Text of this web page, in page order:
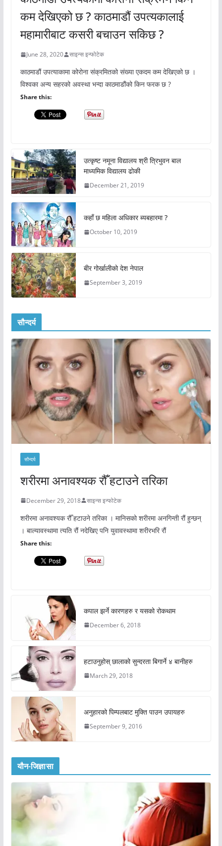
कम देखिएको छ ? काठमाडौं उपत्यकालाई
महामारीबाट कसरी बचाउन सकिछ ?
June 28, 2020 साइन्स इन्फोटेक
काठमाडौं उपत्याकामा कोरोना संक्रमितको संख्या एकदम कम देखिएको छ ।
विश्वका अन्य सहरको अवस्था भन्दा काठमाडौंको किन फरक छ ?
Share this:
उत्कृष्ट नमूना विद्यालय श्री त्रिभुवन बाल
माध्यमिक विद्यालय ढोकी
December 21, 2019
कहाँ छ महिला अधिकार ब्यबहारमा ?
October 10, 2019
बीर गोर्खालीको देश नेपाल
September 3, 2019
सौन्दर्य
सौन्दर्य
शरीरमा अनावश्यक रौँ हटाउने तरिका
December 29, 2018 साइन्स इन्फोटेक
शरीरमा अनावश्यक रौँ हटाउने तरिका । मानिसको शरीरमा अनगिन्ती रौं हुन्छन्
। बाल्यावस्थामा त्यति रौं नदेखिए पनि युवावस्थामा शरीरभरि रौं
Share this:
कपाल झर्ने कारणहरु र यसको रोकथाम
December 6, 2018
हटाउनुहोस् छालाको सुन्दरता बिगार्ने ४ बानीहरु
March 29, 2018
अनुहारको पिम्पलबाट मुक्ति पाउन उपायहरु
September 9, 2016
यौन-जिज्ञासा